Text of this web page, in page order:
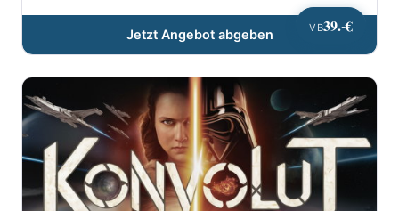
VB39.-€
Jetzt Angebot abgeben